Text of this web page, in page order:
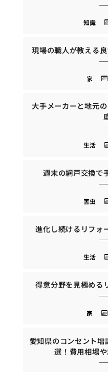
知識
現場の職人が教える
家
大手メーカーと地元
生活
週末の網戸交換で
害虫
進化し続けるリフォ
生活
得意分野を見極める
家
愛知県のコンセント
選！費用相場